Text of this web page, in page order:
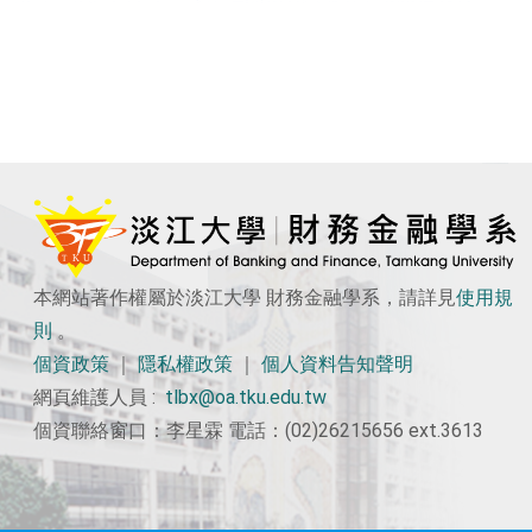
本網站著作權屬於淡江大學 財務金融學系，請詳見使用規
則。
個資政策｜隱私權政策 ｜ 個人資料告知聲明
網頁維護人員 : tlbx@oa.tku.edu.tw
個資聯絡窗口：李星霖 電話：(02)26215656 ext.3613